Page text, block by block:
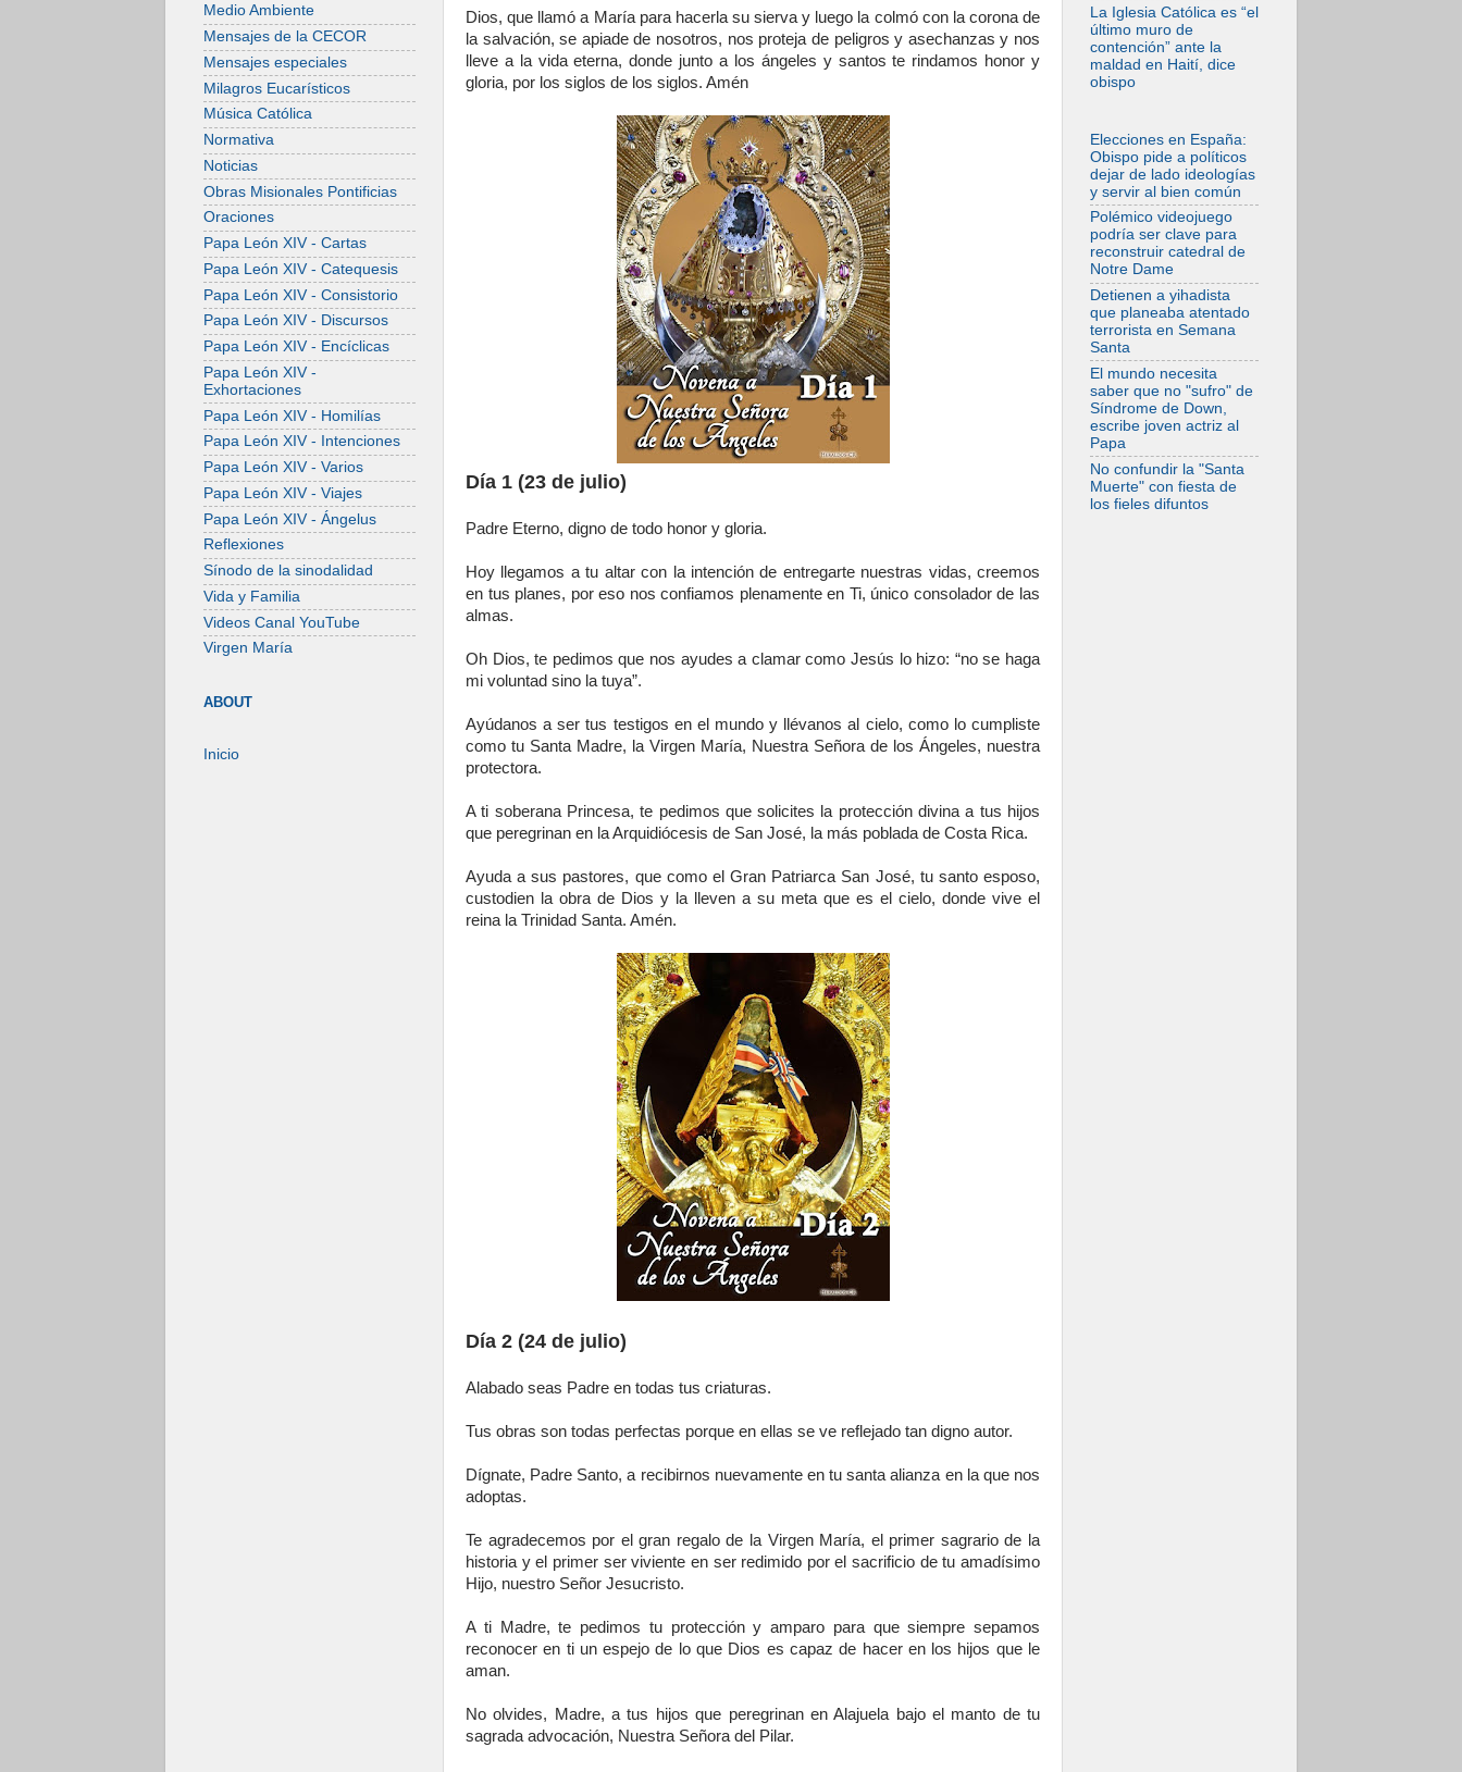
Dios, que llamó a María para hacerla su sierva y luego la colmó con la corona de
la salvación, se apiade de nosotros, nos proteja de peligros y asechanzas y nos
lleve a la vida eterna, donde junto a los ángeles y santos te rindamos honor y
gloria, por los siglos de los siglos. Amén
Día 1 (23 de julio)
Padre Eterno, digno de todo honor y gloria.
Hoy llegamos a tu altar con la intención de entregarte nuestras vidas, creemos
en tus planes, por eso nos confiamos plenamente en Ti, único consolador de las
almas.
Oh Dios, te pedimos que nos ayudes a clamar como Jesús lo hizo: “no se haga
mi voluntad sino la tuya”.
Ayúdanos a ser tus testigos en el mundo y llévanos al cielo, como lo cumpliste
como tu Santa Madre, la Virgen María, Nuestra Señora de los Ángeles, nuestra
protectora.
A ti soberana Princesa, te pedimos que solicites la protección divina a tus hijos
que peregrinan en la Arquidiócesis de San José, la más poblada de Costa Rica.
Ayuda a sus pastores, que como el Gran Patriarca San José, tu santo esposo,
custodien la obra de Dios y la lleven a su meta que es el cielo, donde vive el
reina la Trinidad Santa. Amén.
Día 2 (24 de julio)
Alabado seas Padre en todas tus criaturas.
Tus obras son todas perfectas porque en ellas se ve reflejado tan digno autor.
Dígnate, Padre Santo, a recibirnos nuevamente en tu santa alianza en la que nos
adoptas.
Te agradecemos por el gran regalo de la Virgen María, el primer sagrario de la
historia y el primer ser viviente en ser redimido por el sacrificio de tu amadísimo
Hijo, nuestro Señor Jesucristo.
A ti Madre, te pedimos tu protección y amparo para que siempre sepamos
reconocer en ti un espejo de lo que Dios es capaz de hacer en los hijos que le
aman.
No olvides, Madre, a tus hijos que peregrinan en Alajuela bajo el manto de tu
sagrada advocación, Nuestra Señora del Pilar.
Medio Ambiente
Mensajes de la CECOR
Mensajes especiales
Milagros Eucarísticos
Música Católica
Normativa
Noticias
Obras Misionales Pontificias
Oraciones
Papa León XIV - Cartas
Papa León XIV - Catequesis
Papa León XIV - Consistorio
Papa León XIV - Discursos
Papa León XIV - Encíclicas
Papa León XIV -
Exhortaciones
Papa León XIV - Homilías
Papa León XIV - Intenciones
Papa León XIV - Varios
Papa León XIV - Viajes
Papa León XIV - Ángelus
Reflexiones
Sínodo de la sinodalidad
Vida y Familia
Videos Canal YouTube
Virgen María
ABOUT
Inicio
08.08.2026
León XIV visitará el
Santuario de la
Madre del Buen
Filipinas: el
Vicariato Apostólico
de Calapán se
convierte en
diócesis
07.08.2026
Honduras: Los
desplazados
invisibles de una
crisis olvidada
La Iglesia Católica es “el
último muro de
contención” ante la
maldad en Haití, dice
obispo
Elecciones en España:
Obispo pide a políticos
dejar de lado ideologías
y servir al bien común
Polémico videojuego
podría ser clave para
reconstruir catedral de
Notre Dame
Detienen a yihadista
que planeaba atentado
terrorista en Semana
Santa
El mundo necesita
saber que no "sufro" de
Síndrome de Down,
escribe joven actriz al
Papa
No confundir la "Santa
Muerte" con fiesta de
los fieles difuntos